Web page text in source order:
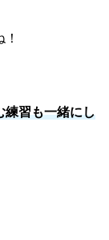
練習も一緒にし